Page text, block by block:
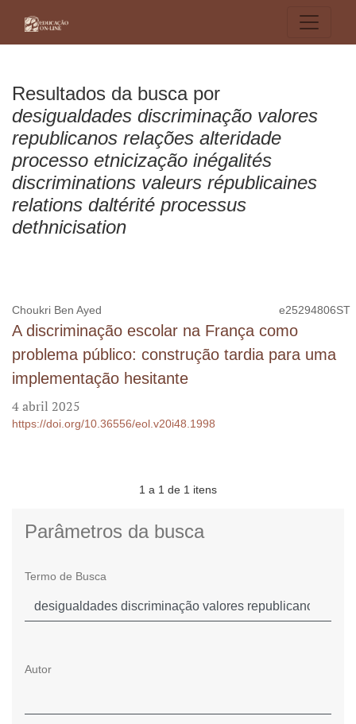
Resultados da busca por
desigualdades discriminação valores
republicanos relações alteridade
processo etnicização inégalités
discriminations valeurs républicaines
relations daltérité processus
dethnicisation
Choukri Ben Ayed e25294806ST
A discriminação escolar na França como
problema público: construção tardia para uma
implementação hesitante
4 abril 2025
https://doi.org/10.36556/eol.v20i48.1998
1 a 1 de 1 itens
Parâmetros da busca
Termo de Busca
Autor